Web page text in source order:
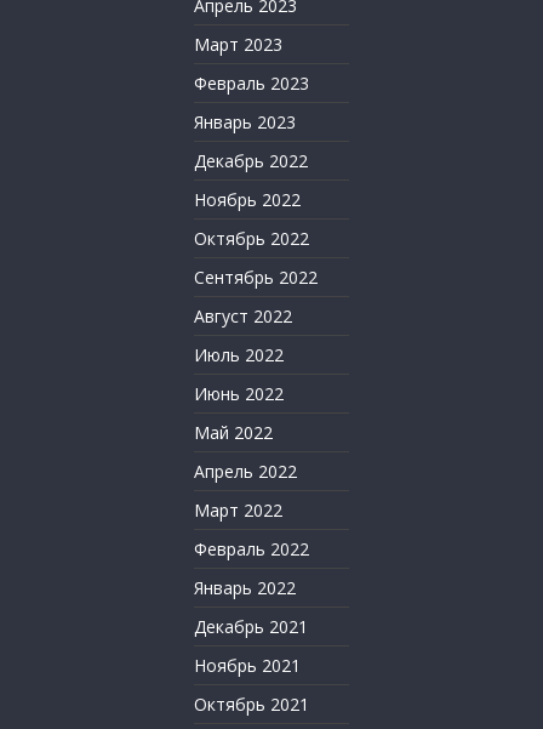
Апрель 2023
Март 2023
Февраль 2023
Январь 2023
Декабрь 2022
Ноябрь 2022
Октябрь 2022
Сентябрь 2022
Август 2022
Июль 2022
Июнь 2022
Май 2022
Апрель 2022
Март 2022
Февраль 2022
Январь 2022
Декабрь 2021
Ноябрь 2021
Октябрь 2021